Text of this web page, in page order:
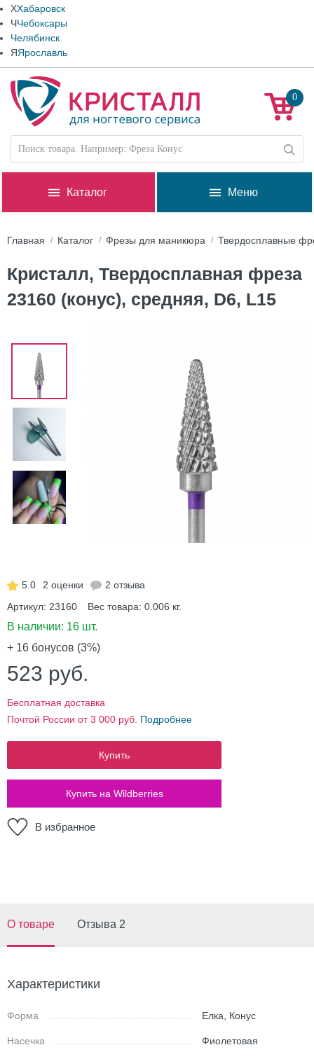
ХХабаровск
ЧЧебоксары
Челябинск
ЯЯрославль
0
Каталог Меню
Главная Каталог Фрезы для маникюра Твердосплавные
Кристалл, Твердосплавная фреза
23160 (конус), средняя, D6, L15
5.0 2 оценки
2 отзыва
Артикул: 23160 Вес товара: 0.006 кг.
В наличии: 16 шт.
+ 16 бонусов (3%)
523 руб.
Бесплатная доставка
Почтой России от 3 000 руб. Подробнее
Купить
Купить на Wildberries
В избранное
О товаре Отзыва 2
Характеристики
Форма Елка, Конус
Насечка Фиолетовая